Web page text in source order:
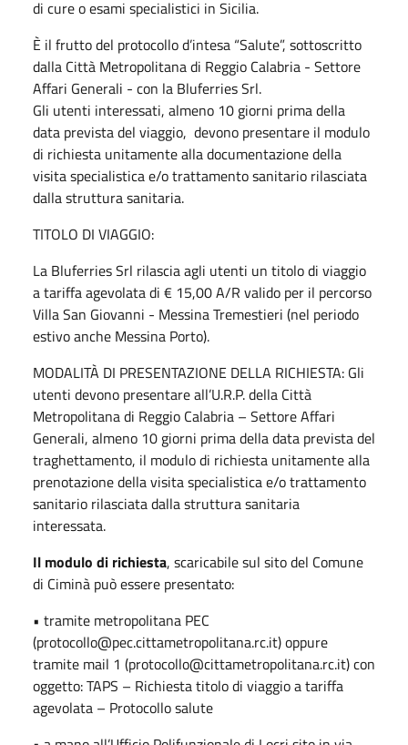
di cure o esami specialistici in Sicilia.
È il frutto del protocollo d’intesa “Salute”, sottoscritto
dalla Città Metropolitana di Reggio Calabria - Settore
Affari Generali - con la Bluferries Srl.
Gli utenti interessati, almeno 10 giorni prima della
data prevista del viaggio, devono presentare il modulo
di richiesta unitamente alla documentazione della
visita specialistica e/o trattamento sanitario rilasciata
dalla struttura sanitaria.
TITOLO DI VIAGGIO:
La Bluferries Srl rilascia agli utenti un titolo di viaggio
a tariffa agevolata di € 15,00 A/R valido per il percorso
Villa San Giovanni - Messina Tremestieri (nel periodo
estivo anche Messina Porto).
MODALITÀ DI PRESENTAZIONE DELLA RICHIESTA: Gli
utenti devono presentare all’U.R.P. della Città
Metropolitana di Reggio Calabria – Settore Affari
Generali, almeno 10 giorni prima della data prevista del
traghettamento, il modulo di richiesta unitamente alla
prenotazione della visita specialistica e/o trattamento
sanitario rilasciata dalla struttura sanitaria
interessata.
Il modulo di richiesta, scaricabile sul sito del Comune
di Ciminà può essere presentato:
• tramite metropolitana PEC
(protocollo@pec.cittametropolitana.rc.it) oppure
tramite mail 1 (protocollo@cittametropolitana.rc.it) con
oggetto: TAPS – Richiesta titolo di viaggio a tariffa
agevolata – Protocollo salute